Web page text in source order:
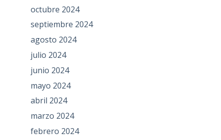
octubre 2024
septiembre 2024
agosto 2024
julio 2024
junio 2024
mayo 2024
abril 2024
marzo 2024
febrero 2024